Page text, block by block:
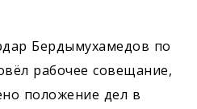
Бердымухамедов по
рабочее совещание,
положение дел в